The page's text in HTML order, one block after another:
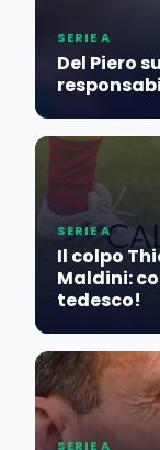
SERIE A
Del Piero
SERIE A
Il colpo
Maldini:
tedesco!
SERIE A